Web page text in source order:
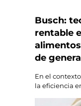
Busch:
rentable
de
En el
la eficiencia